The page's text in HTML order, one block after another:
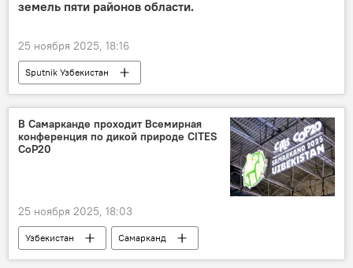
земель пяти районов области.
25 ноября 2025, 18:16
Sputnik Узбекистан
В Самарканде проходит Всемирная
конференция по дикой природе CITES
CoP20
25 ноября 2025, 18:03
Узбекистан
Самарканд
Конференция
природа Общество